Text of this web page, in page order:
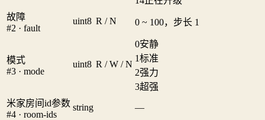
故障
#2 · fault
uint8 R / N 0 ~ 100，步长 1
模式
#3 · mode
uint8 R / W / N
0安静
1标准
2强力
3超强
米家房间id参数
#4 · room-ids
string —